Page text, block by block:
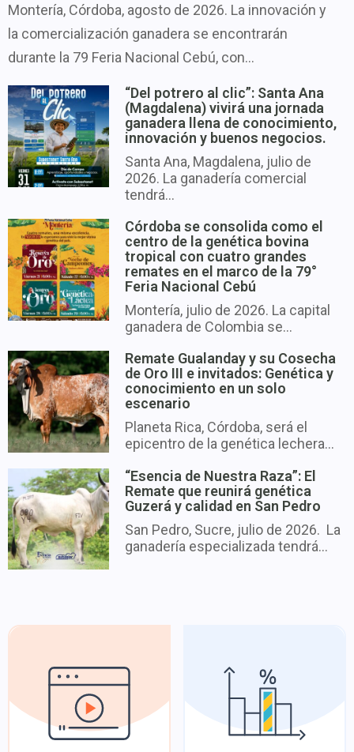
Montería, Córdoba, agosto de 2026. La innovación y
la comercialización ganadera se encontrarán
durante la 79 Feria Nacional Cebú, con...
“Del potrero al clic”: Santa Ana
(Magdalena) vivirá una jornada
ganadera llena de conocimiento,
innovación y buenos negocios.
Santa Ana, Magdalena, julio de
2026. La ganadería comercial
tendrá...
Córdoba se consolida como el
centro de la genética bovina
tropical con cuatro grandes
remates en el marco de la 79°
Feria Nacional Cebú
Montería, julio de 2026. La capital
ganadera de Colombia se...
Remate Gualanday y su Cosecha
de Oro III e invitados: Genética y
conocimiento en un solo
escenario
Planeta Rica, Córdoba, será el
epicentro de la genética lechera...
“Esencia de Nuestra Raza”: El
Remate que reunirá genética
Guzerá y calidad en San Pedro
San Pedro, Sucre, julio de 2026. La
ganadería especializada tendrá...